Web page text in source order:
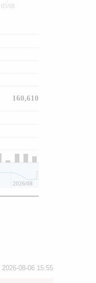
03/08
2026/08
160,610
2026-08-06 15:55